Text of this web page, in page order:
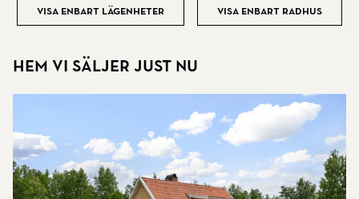
Visa enbart lägenheter Visa enbart radhus
Hem vi säljer just nu